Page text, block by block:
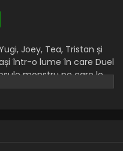
nou
9 April, 2025
– Sezonul 1
cucerește
- 9 April, 2025
Joey, Tea, Tristan și
într-o lume în care Duel
monstru pe care le
Cu toate acestea, în